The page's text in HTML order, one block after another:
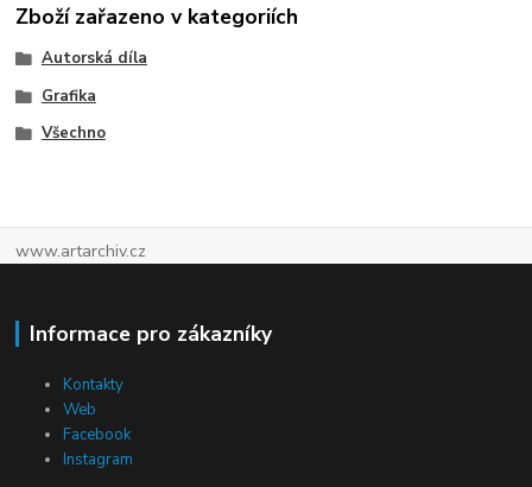
Zboží zařazeno v kategoriích
Autorská díla
Grafika
Všechno
www.artarchiv.cz
Informace pro zákazníky
Kontakty
Web
Facebook
Instagram